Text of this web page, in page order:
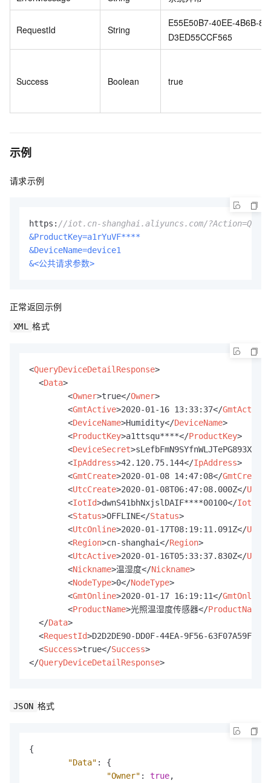
RequestId String
E55E50B7-40EE-4B6B-
D3ED55CCF565
Success Boolean true
示例
请求示例
https: //iot.cn-shanghai.aliyuncs.com/
&ProductKey=a1rYuVF****
&DeviceName=device1
&<公共请求参数>
正常返回示例
XML 格式
<QueryDeviceDetailResponse>
<Data>
<Owner>true</Owner>
<GmtActive>2020-01-16 13:33:37</GmtActive
<DeviceName>Humidity</DeviceName>
<ProductKey>a1ttsqu****</ProductKey>
<DeviceSecret>
<IpAddress>42.120.75.144</IpAddress>
<GmtCreate>2020-01-08 14:47:08</GmtCreate
<UtcCreate>2020-01-08T06:47:08.000Z</
<IotId>dwnS41bhNxjslDAIF****00100</IotId
<Status>OFFLINE</Status>
<UtcOnline>2020-01-17T08:19:11.091Z</
<Region>cn-shanghai</Region>
<UtcActive>2020-01-16T05:33:37.830Z</
<Nickname>温湿度</Nickname>
<NodeType>0</NodeType>
<GmtOnline>2020-01-17 16:19:11</GmtOnline
<ProductName>光照温湿度传感器</ProductName
</Data>
<RequestId>D2D2DE90-DD0F-44EA-9F56-63F07A59F65B
<Success>true</Success>
</QueryDeviceDetailResponse>
JSON 格式
{
"Data" :
{
"Owner" : true,